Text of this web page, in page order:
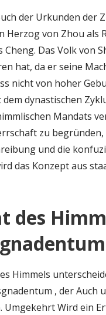
der Urkunden der
Herzog von Zhou als
Cheng. Das Volk von
hat, da er seine
nicht von hoher
dynastischen
Mandats
zu
und die
das Konzept aus
des
Himmels
, der
Umgekehrt Wird ein